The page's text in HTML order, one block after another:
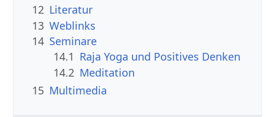
12 Literatur
13 Weblinks
14 Seminare
14.1 Raja Yoga und Positives Denken
14.2 Meditation
15 Multimedia